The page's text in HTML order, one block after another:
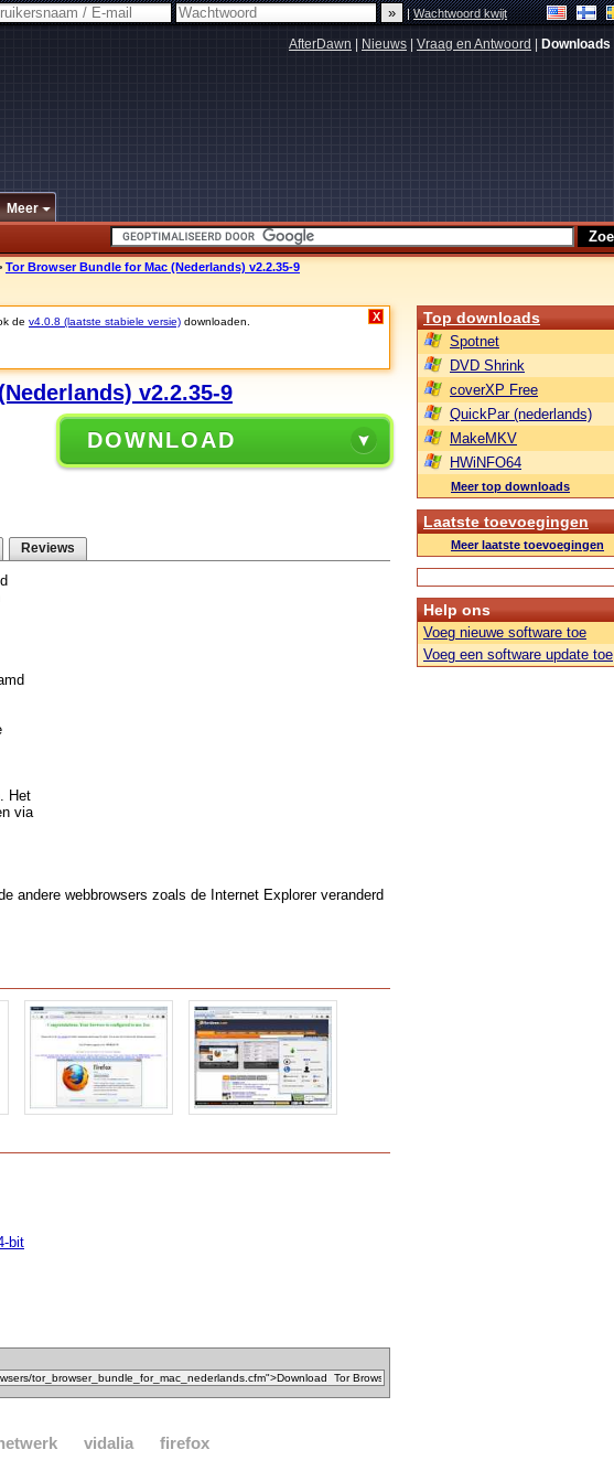
|Wachtwoord kwijt
AfterDawn Nieuws Vraag en Antwoord Downloads
Meer
Tor Browser Bundle for Mac (Nederlands) v2.2.35-9
de v4.0.8 (laatste stabiele versie) downloaden. X
v2.2.35-9
DOWNLOAD
Reviews
Het
via
andere webbrowsers zoals de Internet Explorer veranderd
bit
vidalia firefox
Top downloads
Spotnet
DVD Shrink
coverXP Free
QuickPar (nederlands)
MakeMKV
HWiNFO64
Meer top downloads
Laatste toevoegingen
Meer laatste toevoegingen
Help ons
Voeg nieuwe software toe
Voeg een software update toe